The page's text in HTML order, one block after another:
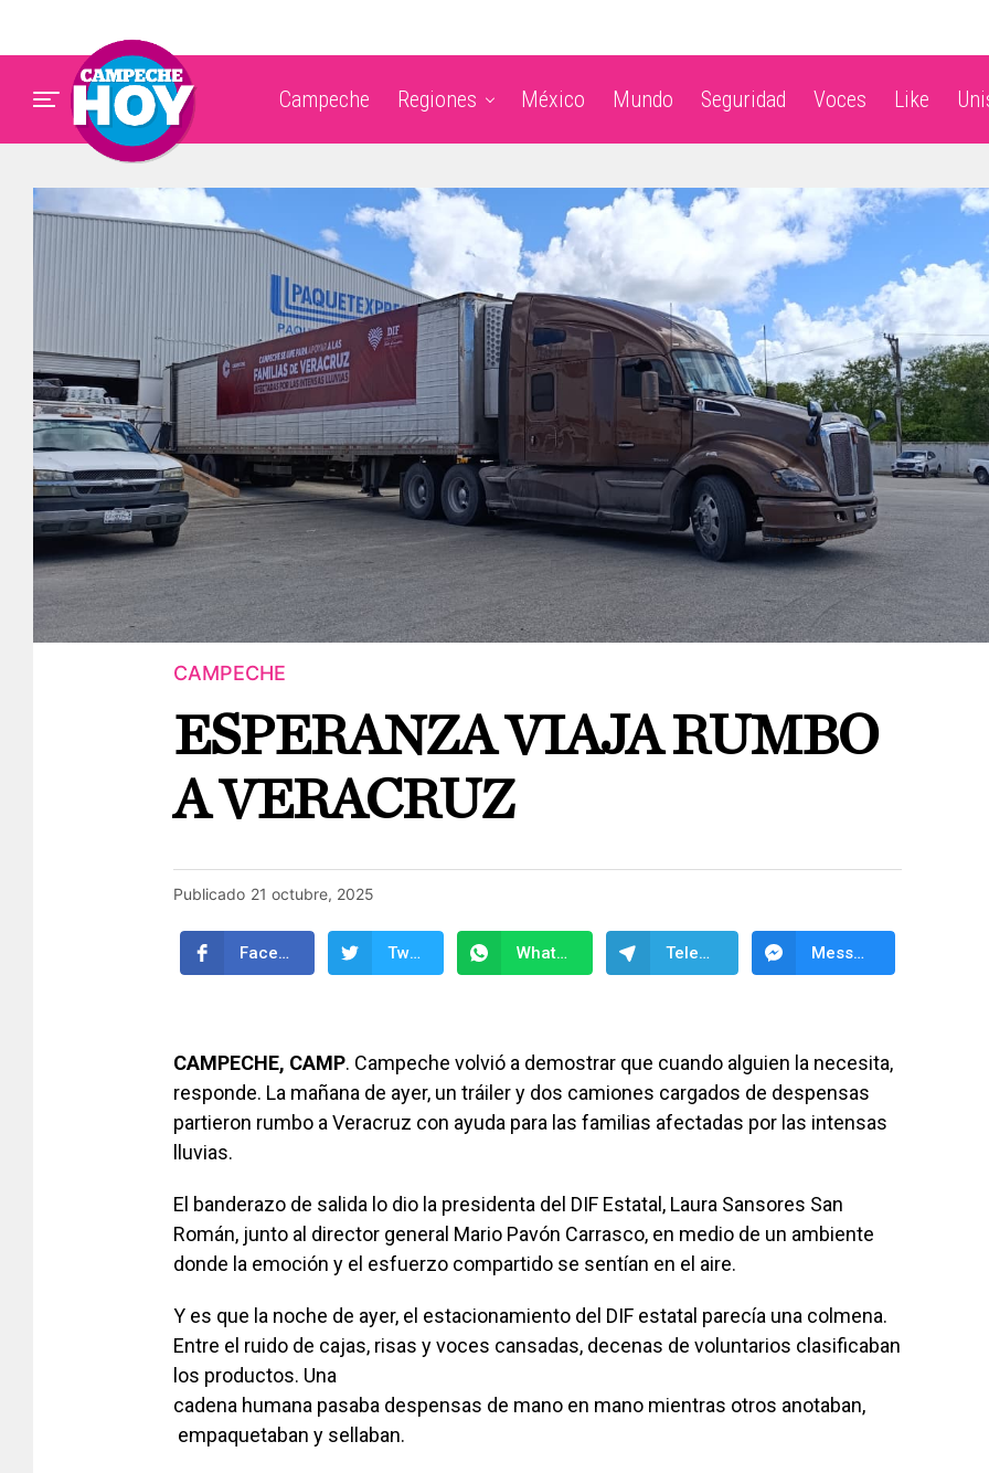
Campeche Regiones México Mundo Seguridad Voces Like
CAMPECHE
ESPERANZA VIAJA RUMBO
A VERACRUZ
Publicado 21 octubre, 2025
Facebook Twitter WhatsApp Telegram Messenger
CAMPECHE, CAMP. Campeche volvió a demostrar que cuando alguien la necesita,
responde. La mañana de ayer, un tráiler y dos camiones cargados de despensas
partieron rumbo a Veracruz con ayuda para las familias afectadas por las intensas
lluvias.
El banderazo de salida lo dio la presidenta del DIF Estatal, Laura Sansores San
Román, junto al director general Mario Pavón Carrasco, en medio de un ambiente
donde la emoción y el esfuerzo compartido se sentían en el aire.
Y es que la noche de ayer, el estacionamiento del DIF estatal parecía una colmena.
Entre el ruido de cajas, risas y voces cansadas, decenas de voluntarios clasificaban
los productos. Una
cadena humana pasaba despensas de mano en mano mientras otros anotaban,
empaquetaban y sellaban.